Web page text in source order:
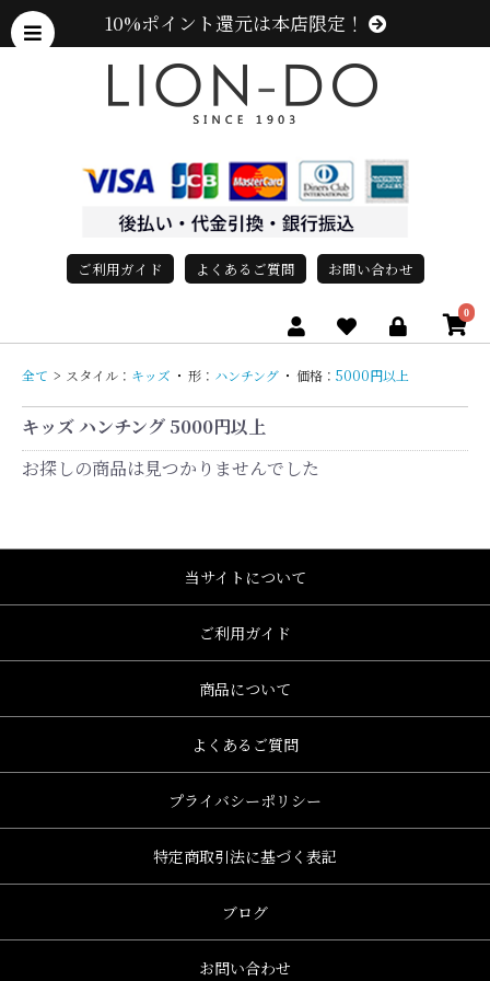
10%ポイント還元は本店限定！
ご利用ガイド よくあるご質問 お問い合わせ
0
全て > スタイル： キッズ ・ 形： ハンチング ・ 価格： 5000円以上
キッズ ハンチング 5000円以上
お探しの商品は見つかりませんでした
当サイトについて
ご利用ガイド
商品について
よくあるご質問
プライバシーポリシー
特定商取引法に基づく表記
ブログ
お問い合わせ